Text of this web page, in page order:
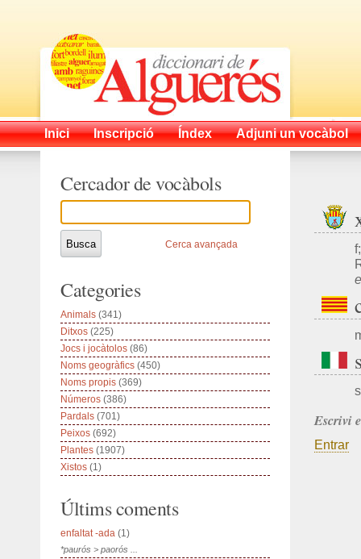
Inici Inscripció Índex Adjuni un vocàbol
Escrivi
Entrar
Cercador de vocàbols
Cerca avançada
Categories
Animals (341)
Ditxos (225)
Jocs i jocàtolos (86)
Noms geogràfics (450)
Noms propis (369)
Números (386)
Pardals (701)
Peixos (692)
Plantes (1907)
Xistos (1)
Últims coments
enfaltat -ada (1)
*paurós > paorós ...